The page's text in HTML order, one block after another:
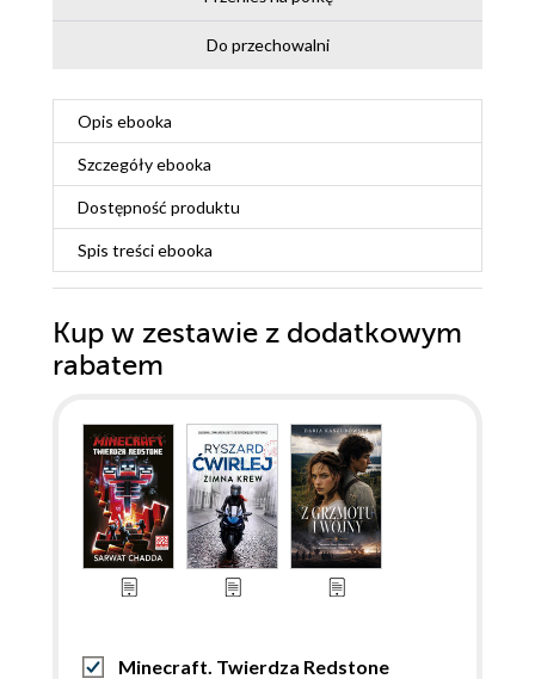
Do przechowalni
Opis ebooka
Szczegółyebooka
Dostępność produktu
Spis treściebooka
Kup w zestawie z dodatkowym
rabatem
Minecraft. Twierdza Redstone